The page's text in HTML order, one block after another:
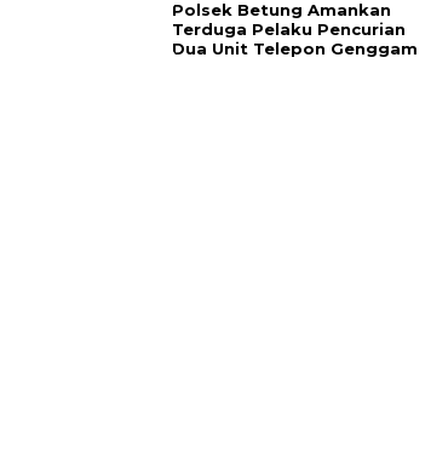
Polsek Betung Amankan
Terduga Pelaku Pencurian
Dua Unit Telepon Genggam